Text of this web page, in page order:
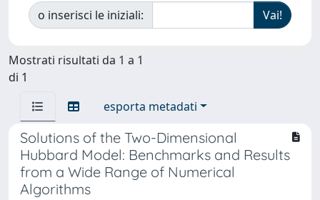
o inserisci le iniziali:
Mostrati risultati da 1 a 1
di 1
esporta metadati
Solutions of the Two-Dimensional
Hubbard Model: Benchmarks and Results
from a Wide Range of Numerical
Algorithms